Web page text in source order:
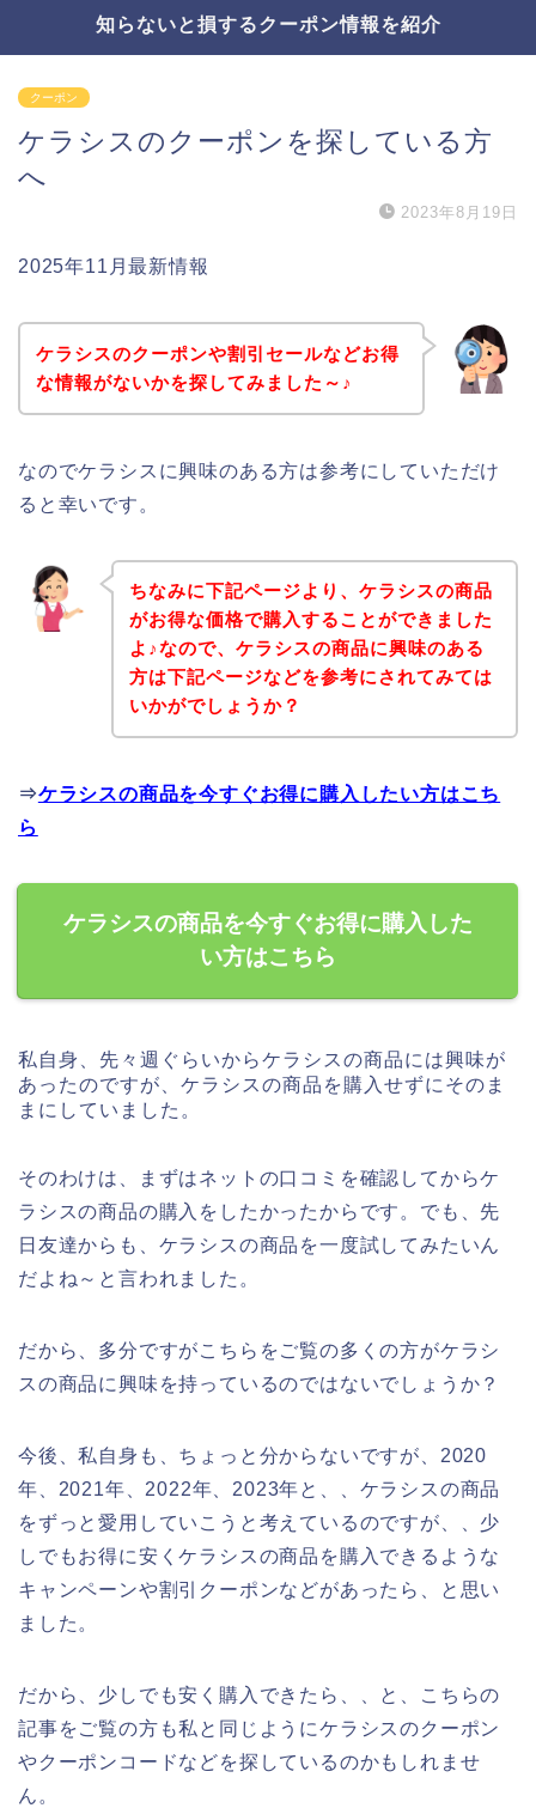
知らないと損するクーポン情報を紹介
クーポン
ケラシスのクーポンを探している方
へ
2023年8月19日
2025年11月最新情報
ケラシスのクーポンや割引セールなどお得
な情報がないかを探してみました～♪
なのでケラシスに興味のある方は参考にしていただけ
ると幸いです。
ちなみに下記ページより、ケラシスの商品
がお得な価格で購入することができました
よ♪なので、ケラシスの商品に興味のある
方は下記ページなどを参考にされてみては
いかがでしょうか？
⇒ケラシスの商品を今すぐお得に購入したい方はこち
ら
ケラシスの商品を今すぐお得に購入した
い方はこちら
私自身、先々週ぐらいからケラシスの商品には興味が
あったのですが、ケラシスの商品を購入せずにそのま
まにしていました。
そのわけは、まずはネットの口コミを確認してからケ
ラシスの商品の購入をしたかったからです。でも、先
日友達からも、ケラシスの商品を一度試してみたいん
だよね～と言われました。
だから、多分ですがこちらをご覧の多くの方がケラシ
スの商品に興味を持っているのではないでしょうか？
今後、私自身も、ちょっと分からないですが、2020
年、2021年、2022年、2023年と、、ケラシスの商品
をずっと愛用していこうと考えているのですが、、少
しでもお得に安くケラシスの商品を購入できるような
キャンペーンや割引クーポンなどがあったら、と思い
ました。
だから、少しでも安く購入できたら、、と、こちらの
記事をご覧の方も私と同じようにケラシスのクーポン
やクーポンコードなどを探しているのかもしれませ
ん。